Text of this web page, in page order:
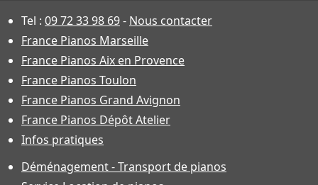
Tel : 09 72 33 98 69- Nous contacter
France Pianos Marseille
France Pianos Aix en Provence
France Pianos Toulon
France Pianos Grand Avignon
France Pianos Dépôt Atelier
Infos pratiques
Déménagement - Transport de pianos